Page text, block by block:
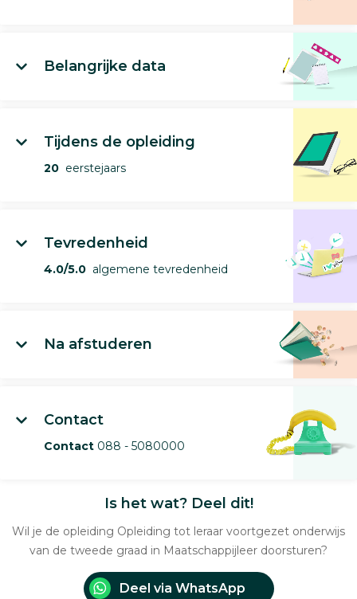
Belangrijke data
Tijdens de opleiding
20 eerstejaars
Tevredenheid
4.0/5.0 algemene tevredenheid
Na afstuderen
Contact
Contact 088 - 5080000
Is het wat? Deel dit!
Wil je de opleiding Opleiding tot leraar voortgezet onderwijs
van de tweede graad in Maatschappijleer doorsturen?
Deel via WhatsApp